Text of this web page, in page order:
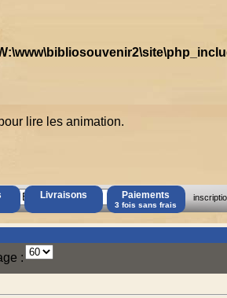
Livraisons Paiements
3 fois sans frais
lire les animation.
: